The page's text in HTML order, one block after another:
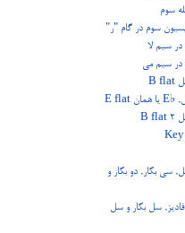
بمل, سی بکار, دو بکار و
فادیز, سل بکار و سل